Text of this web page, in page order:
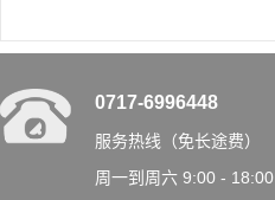
0717-6996448
服务热线（免长途费）
周一到周六 9:00 - 18:00